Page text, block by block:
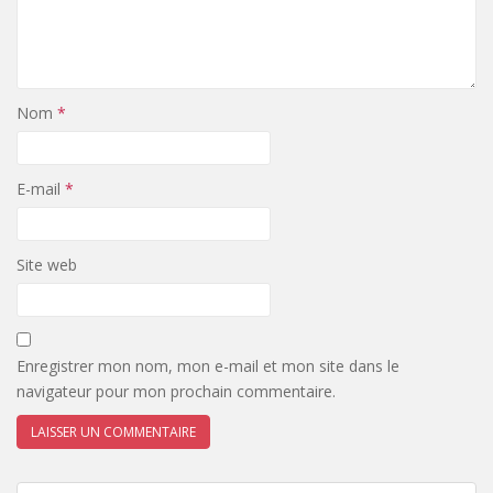
Nom *
E-mail *
Site web
Enregistrer mon nom, mon e-mail et mon site dans le
navigateur pour mon prochain commentaire.